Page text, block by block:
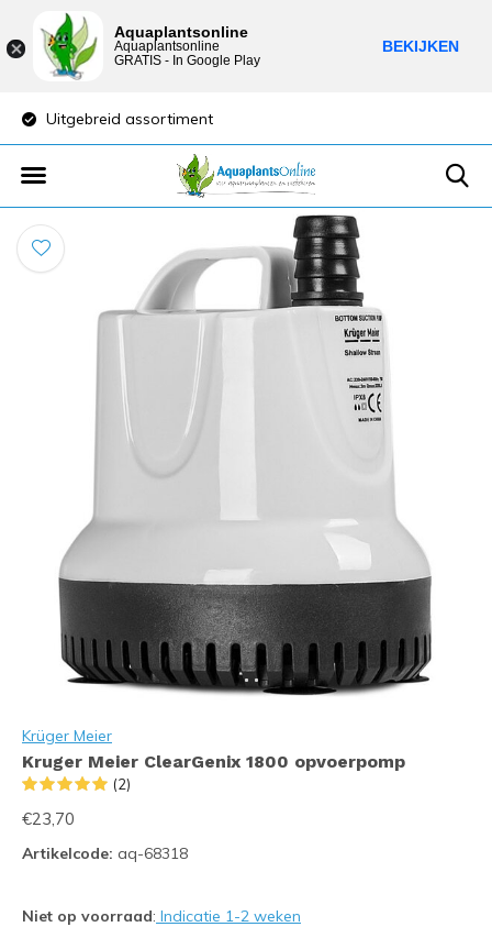
Uitgebreid assortiment
Krüger Meier
Kruger Meier ClearGenix 1800 opvoerpomp
(2)
€23,70
Artikelcode: aq-68318
Niet op voorraad: Indicatie 1-2 weken
Aquaplantsonline
Aquaplantsonline
GRATIS - In Google Play
BEKIJKEN